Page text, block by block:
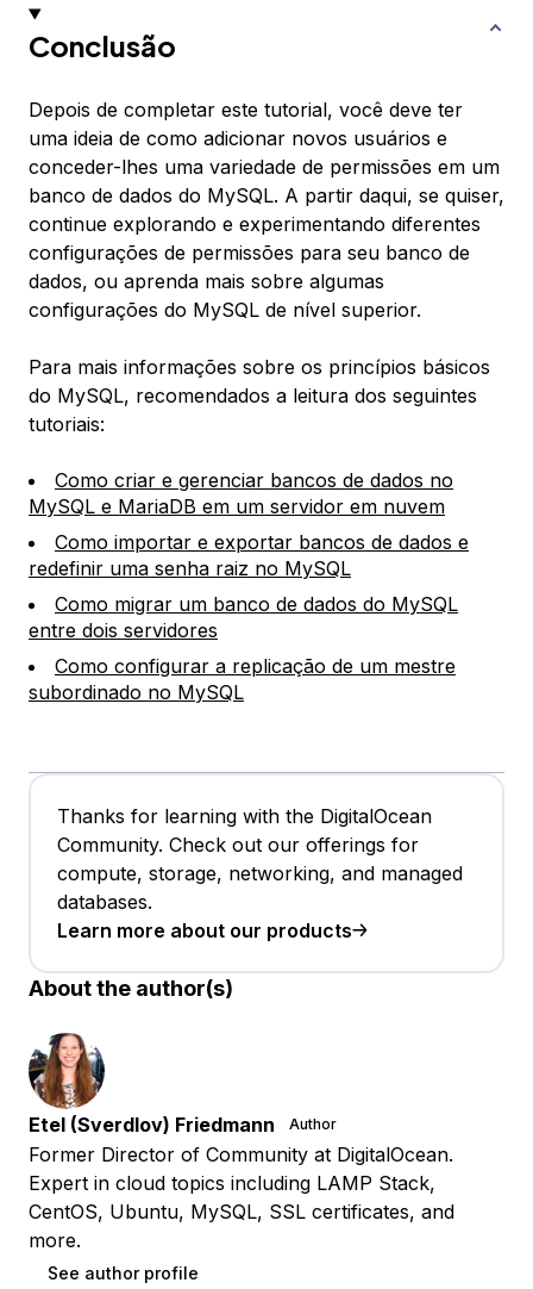
Conclusão
Depois de completar este tutorial, você deve ter
uma ideia de como adicionar novos usuários e
conceder-lhes uma variedade de permissões em um
banco de dados do MySQL. A partir daqui, se quiser,
continue explorando e experimentando diferentes
configurações de permissões para seu banco de
dados, ou aprenda mais sobre algumas
configurações do MySQL de nível superior.
Para mais informações sobre os princípios básicos
do MySQL, recomendados a leitura dos seguintes
tutoriais:
Como criar e gerenciar bancos de dados no
MySQL e MariaDB em um servidor em nuvem
Como importar e exportar bancos de dados e
redefinir uma senha raiz no MySQL
Como migrar um banco de dados do MySQL
entre dois servidores
Como configurar a replicação de um mestre
subordinado no MySQL
Thanks for learning with the DigitalOcean
Community. Check out our offerings for
compute, storage, networking, and managed
databases.
Learn more about our products
About the author(s)
Etel (Sverdlov) Friedmann Author
Former Director of Community at DigitalOcean.
Expert in cloud topics including LAMP Stack,
CentOS, Ubuntu, MySQL, SSL certificates, and
more.
See author profile